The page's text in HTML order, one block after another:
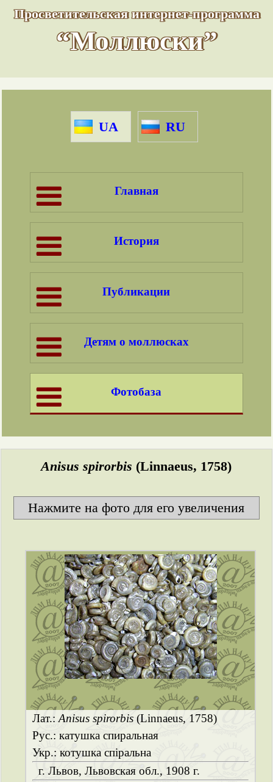
Просветительская интернет-программа
“Моллюски”
UA RU
Главная
История
Публикации
Детям о моллюсках
Фотобаза
Anisus spirorbis (Linnaeus, 1758)
Нажмите на фото для его увеличения
Лат.:Anisus spirorbis (Linnaeus, 1758)
Рус.: катушка спиральная
Укр.: котушка спіральна
г. Львов, Львовская обл., 1908 г.